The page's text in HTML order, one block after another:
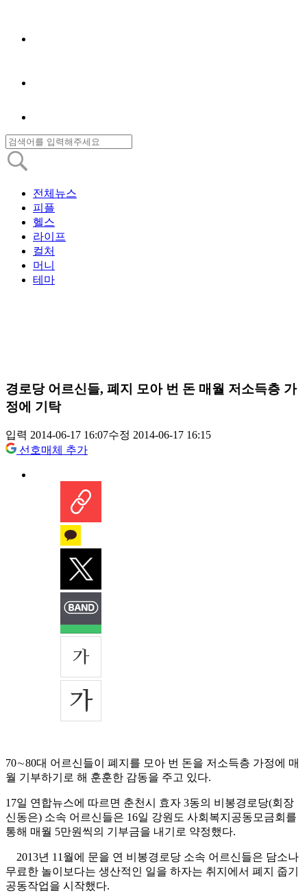
전체뉴스
피플
헬스
라이프
컬처
머니
테마
경로당 어르신들, 폐지 모아 번 돈 매월 저소득층 가
정에 기탁
입력 2014-06-17 16:07수정 2014-06-17 16:15
선호매체 추가
70∼80대 어르신들이 폐지를 모아 번 돈을 저소득층 가정에 매
월 기부하기로 해 훈훈한 감동을 주고 있다.
17일 연합뉴스에 따르면 춘천시 효자 3동의 비봉경로당(회장
신동은) 소속 어르신들은 16일 강원도 사회복지공동모금회를
통해 매월 5만원씩의 기부금을 내기로 약정했다.
2013년 11월에 문을 연 비봉경로당 소속 어르신들은 담소나
무료한 놀이보다는 생산적인 일을 하자는 취지에서 폐지 줍기
공동작업을 시작했다.